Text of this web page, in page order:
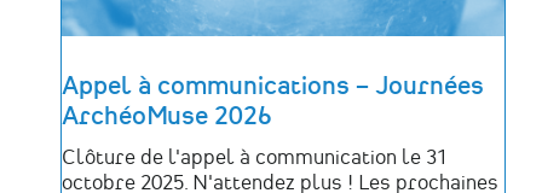
Appel à communications – Journées
ArchéoMuse 2026
Clôture de l'appel à communication le 31
octobre 2025. N'attendez plus ! Les prochaines